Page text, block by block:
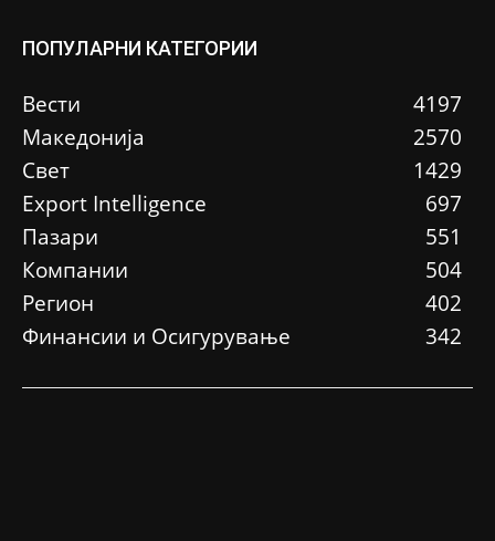
ПОПУЛАРНИ КАТЕГОРИИ
Вести
4197
Македонија
2570
Свет
1429
Еxport Intelligence
697
Пазари
551
Компании
504
Регион
402
Финансии и Осигурување
342